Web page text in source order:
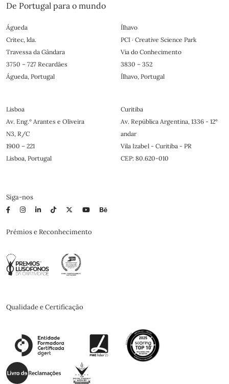
De Portugal para o mundo
Águeda
Critec, lda.
Travessa da Gândara
3750 – 727 Recardães
Águeda, Portugal
Ílhavo
PCI · Creative Science Park
Via do Conhecimento
3830 – 352
Ílhavo, Portugal
Lisboa
Av. Eng.º Arantes e Oliveira
N3, R/C
1900 – 221
Lisboa, Portugal
Curitiba
Av. República Argentina, 1336 - 12°
andar
Vila Izabel - Curitiba - PR
CEP: 80.620-010
Siga-nos
Prémios e Reconhecimento
Qualidade e Certificação